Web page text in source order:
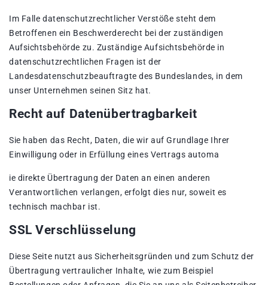
Im Falle datenschutzrechtlicher Verstöße steht dem
Betroffenen ein Beschwerderecht bei der zuständigen
Aufsichtsbehörde zu. Zuständige Aufsichtsbehörde in
datenschutzrechtlichen Fragen ist der
Landesdatenschutzbeauftragte des Bundeslandes, in dem
unser Unternehmen seinen Sitz hat.
Recht auf Datenübertragbarkeit
Sie haben das Recht, Daten, die wir auf Grundlage Ihrer
Einwilligung oder in Erfüllung eines Vertrags automa
ie direkte Übertragung der Daten an einen anderen
Verantwortlichen verlangen, erfolgt dies nur, soweit es
technisch machbar ist.
SSL Verschlüsselung
Diese Seite nutzt aus Sicherheitsgründen und zum Schutz der
Übertragung vertraulicher Inhalte, wie zum Beispiel